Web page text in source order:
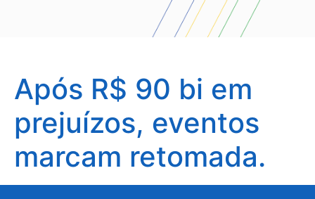
Após R$ 90 bi em
prejuízos, eventos
marcam retomada.